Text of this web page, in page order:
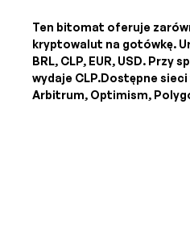
Ten bitomat oferuje
kryptowalut na gotówkę.
BRL, CLP, EUR, USD. Przy
wydaje CLP.Dostępne sieci
Arbitrum, Optimism,